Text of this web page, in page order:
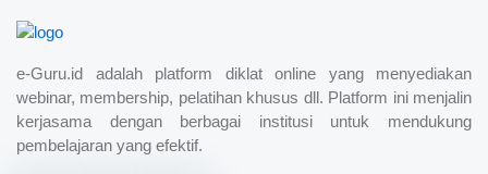
e-Guru.id adalah platform diklat online yang menyediakan
webinar, membership, pelatihan khusus dll. Platform ini menjalin
kerjasama dengan berbagai institusi untuk mendukung
pembelajaran yang efektif.